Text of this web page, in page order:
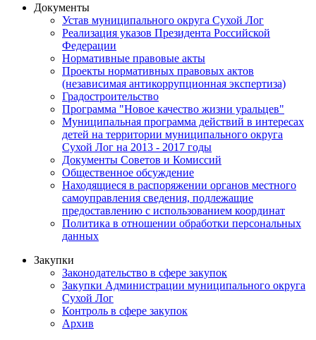
Документы
Устав муниципального округа Сухой Лог
Реализация указов Президента Российской
Федерации
Нормативные правовые акты
Проекты нормативных правовых актов
(независимая антикоррупционная экспертиза)
Градостроительство
Программа "Новое качество жизни уральцев"
Муниципальная программа действий в интересах
детей на территории муниципального округа
Сухой Лог на 2013 - 2017 годы
Документы Советов и Комиссий
Общественное обсуждение
Находящиеся в распоряжении органов местного
самоуправления сведения, подлежащие
предоставлению с использованием координат
Политика в отношении обработки персональных
данных
Закупки
Законодательство в сфере закупок
Закупки Администрации муниципального округа
Сухой Лог
Контроль в сфере закупок
Архив